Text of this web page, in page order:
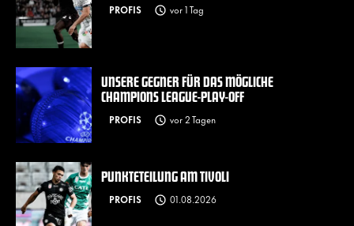
PROFIS vor 1 Tag
UNSERE GEGNER FÜR DAS MÖGLICHE
CHAMPIONS LEAGUE-PLAY-OFF
PROFIS vor 2 Tagen
PUNKTETEILUNG AM TIVOLI
PROFIS 01.08.2026